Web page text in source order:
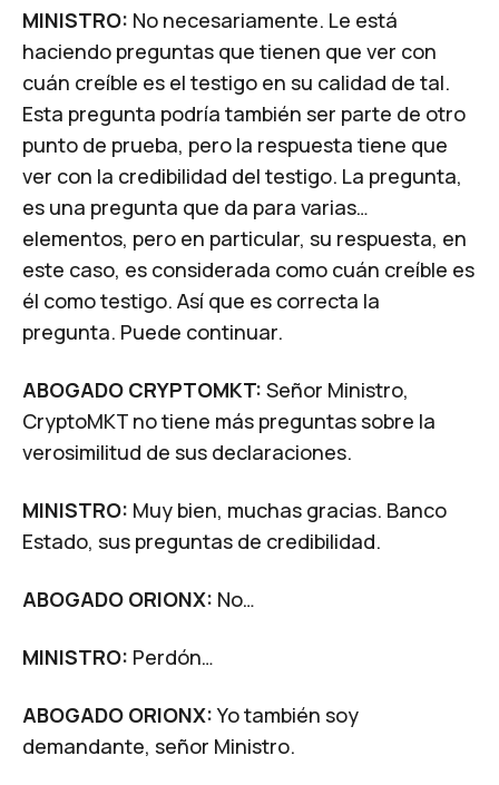
MINISTRO: No necesariamente. Le está
haciendo preguntas que tienen que ver con
cuán creíble es el testigo en su calidad de tal.
Esta pregunta podría también ser parte de otro
punto de prueba, pero la respuesta tiene que
ver con la credibilidad del testigo. La pregunta,
es una pregunta que da para varias…
elementos, pero en particular, su respuesta, en
este caso, es considerada como cuán creíble es
él como testigo. Así que es correcta la
pregunta. Puede continuar.
ABOGADO CRYPTOMKT: Señor Ministro,
CryptoMKT no tiene más preguntas sobre la
verosimilitud de sus declaraciones.
MINISTRO: Muy bien, muchas gracias. Banco
Estado, sus preguntas de credibilidad.
ABOGADO ORIONX: No…
MINISTRO: Perdón…
ABOGADO ORIONX:Yo también soy
demandante, señor Ministro.